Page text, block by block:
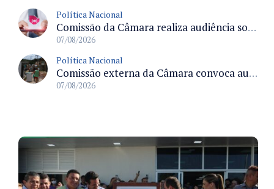
Política Nacional
Comissão da Câmara realiza audiência sobre apostas online para medir o tamanho do mercado ilegal
07/08/2026
Política Nacional
Comissão externa da Câmara convoca audiência pública sobre chuvas na Zona da Mata de Minas Gerais e impactos em Juiz de Fora
07/08/2026